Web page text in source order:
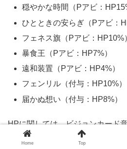
穏やかな時間（Pアビ：
ひとときの安らぎ（Pアビ：
フェネス旗（Pアビ：HP10%
暴食王（Pアビ：HP7%）
遠和装置（Pアビ：HP4%）
フェンリル（付与：HP10%）
届かぬ想い（付与：HP8%）
HPに関しては、ビジョンカード
の防具・アクセサリの装備での
Home Top